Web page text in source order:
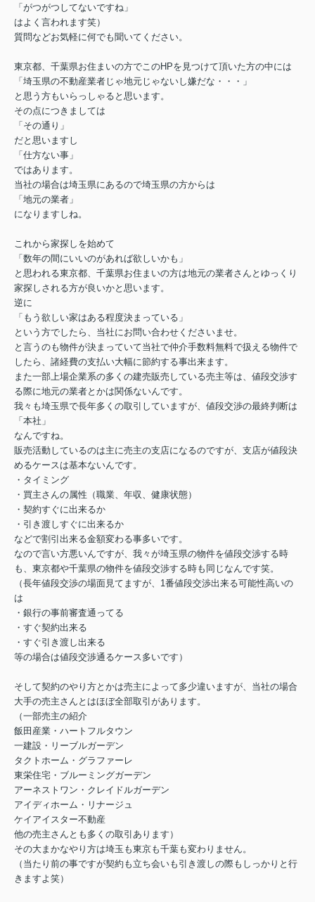
「がつがつしてないですね」
はよく言われます笑）
質問などお気軽に何でも聞いてください。
東京都、千葉県お住まいの方でこのHPを見つけて頂いた方の中には
「埼玉県の不動産業者じゃ地元じゃないし嫌だな・・・」
と思う方もいらっしゃると思います。
その点につきましては
「その通り」
だと思いますし
「仕方ない事」
ではあります。
当社の場合は埼玉県にあるので埼玉県の方からは
「地元の業者」
になりますしね。
これから家探しを始めて
「数年の間にいいのがあれば欲しいかも」
と思われる東京都、千葉県お住まいの方は地元の業者さんとゆっくり
家探しされる方が良いかと思います。
逆に
「もう欲しい家はある程度決まっている」
という方でしたら、当社にお問い合わせくださいませ。
と言うのも物件が決まっていて当社で仲介手数料無料で扱える物件で
したら、諸経費の支払い大幅に節約する事出来ます。
また一部上場企業系の多くの建売販売している売主等は、値段交渉す
る際に地元の業者とかは関係ないんです。
我々も埼玉県で長年多くの取引していますが、値段交渉の最終判断は
「本社」
なんですね。
販売活動しているのは主に売主の支店になるのですが、支店が値段決
めるケースは基本ないんです。
・タイミング
・買主さんの属性（職業、年収、健康状態）
・契約すぐに出来るか
・引き渡しすぐに出来るか
などで割引出来る金額変わる事多いです。
なので言い方悪いんですが、我々が埼玉県の物件を値段交渉する時
も、東京都や千葉県の物件を値段交渉する時も同じなんです笑。
（長年値段交渉の場面見てますが、1番値段交渉出来る可能性高いの
は
・銀行の事前審査通ってる
・すぐ契約出来る
・すぐ引き渡し出来る
等の場合は値段交渉通るケース多いです）
そして契約のやり方とかは売主によって多少違いますが、当社の場合
大手の売主さんとはほぼ全部取引があります。
（一部売主の紹介
飯田産業・ハートフルタウン
一建設・リーブルガーデン
タクトホーム・グラファーレ
東栄住宅・ブルーミングガーデン
アーネストワン・クレイドルガーデン
アイディホーム・リナージュ
ケイアイスター不動産
他の売主さんとも多くの取引あります）
その大まかなやり方は埼玉も東京も千葉も変わりません。
（当たり前の事ですが契約も立ち会いも引き渡しの際もしっかりと行
きますよ笑）